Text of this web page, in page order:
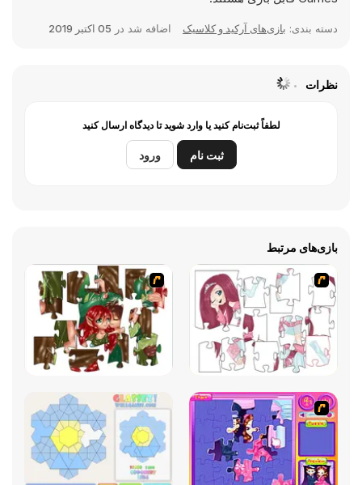
دسته بندی: بازی‌های آرکید و کلاسیک اضافه شد در 05 اکتبر 2019
نظرات
لطفاً ثبت‌نام کنید یا وارد شوید تا دیدگاه ارسال کنید
ثبت نام ورود
بازی‌های مرتبط